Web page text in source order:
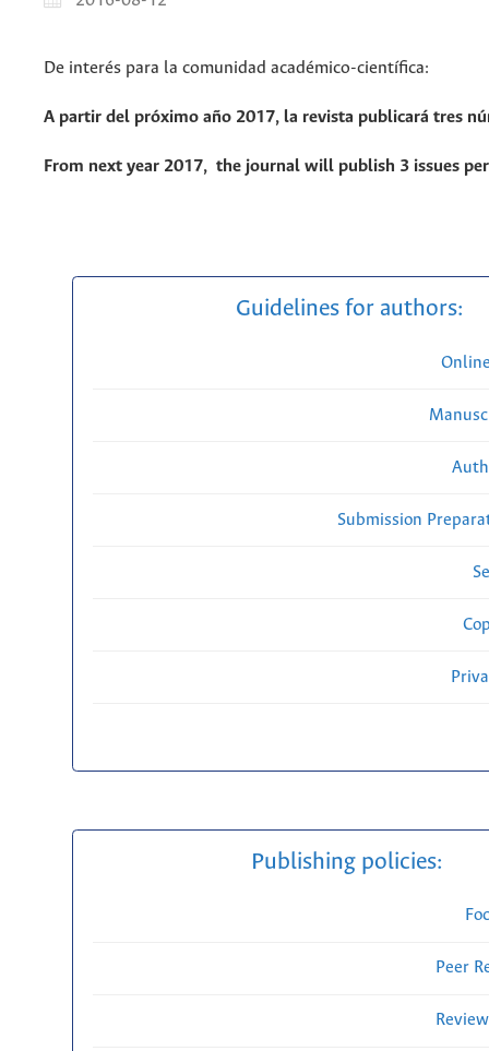
De interés para la comunidad académico-científica:
A partir del próximo año 2017, la revista publicará tres
From next year 2017, the journal will publish 3 issues
Guidelines for authors:
Submission
Publishing policies:
Peer